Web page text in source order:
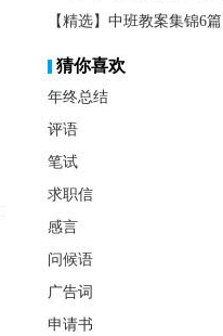
反思
【精选】中班教案集锦6篇
猜你喜欢
年终总结
评语
笔试
求职信
感言
问候语
广告词
申请书